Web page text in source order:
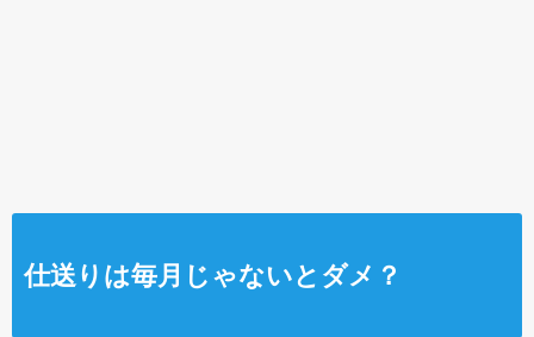
仕送りは毎月じゃないとダメ？